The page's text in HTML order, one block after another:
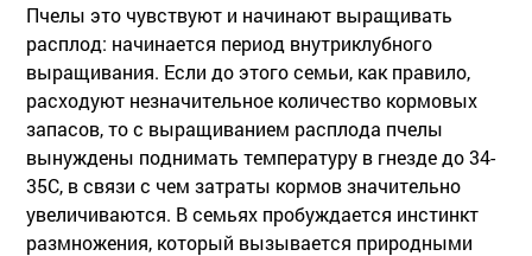
Пчелы это чувствуют и начинают выращивать
расплод: начинается период внутриклубного
выращивания. Если до этого семьи, как правило,
расходуют незначительное количество кормовых
запасов, то с выращиванием расплода пчелы
вынуждены поднимать температуру в гнезде до 34-
35С, в связи с чем затраты кормов значительно
увеличиваются. В семьях пробуждается инстинкт
размножения, который вызывается природными